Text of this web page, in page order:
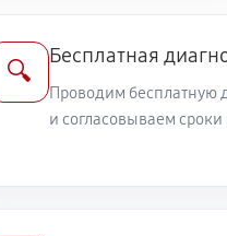
🔍
Бесплатная
Проводим бесплатную
и согласовываем